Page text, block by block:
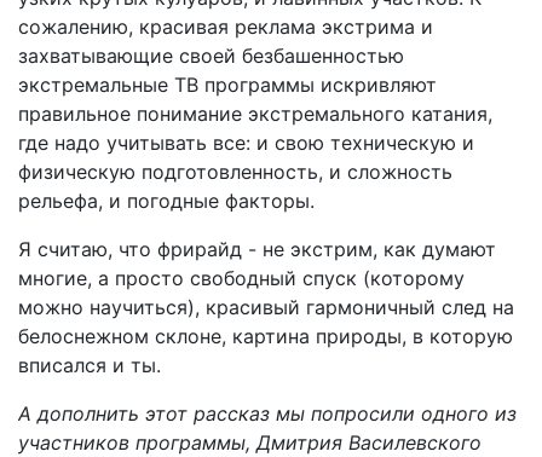
сожалению, красивая реклама экстрима и
захватывающие своей безбашенностью
экстремальные ТВ программы искривляют
правильное понимание экстремального катания,
где надо учитывать все: и свою техническую и
физическую подготовленность, и сложность
рельефа, и погодные факторы.
Я считаю, что фрирайд - не экстрим, как думают
многие, а просто свободный спуск (которому
можно научиться), красивый гармоничный след на
белоснежном склоне, картина природы, в которую
вписался и ты.
А дополнить этот рассказ мы попросили одного из
участников программы, Дмитрия Василевского